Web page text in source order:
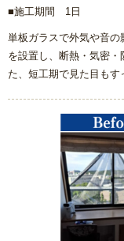
■施工期間 1日
単板ガラスで外気や音の
を設置し、断熱・気密
た、短工期で見た目もす